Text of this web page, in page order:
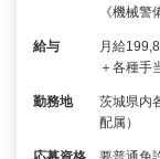
《機械
給与
月給
＋各種
勤務地
茨城県内
配属）